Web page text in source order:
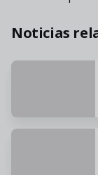
Noticias